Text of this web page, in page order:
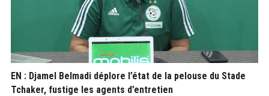
EN : Djamel Belmadi déplore l’état de la pelouse du Stade
Tchaker, fustige les agents d’entretien